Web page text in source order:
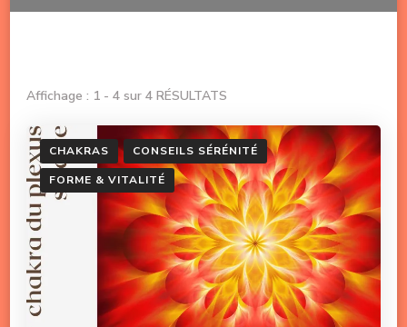
Affichage : 1 - 4 sur 4 RÉSULTATS
CHAKRAS
CONSEILS SÉRÉNITÉ
FORME & VITALITÉ